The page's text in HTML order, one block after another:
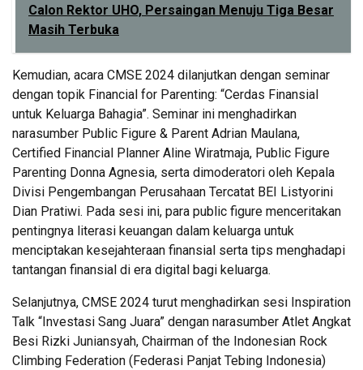
Calon Rektor UHO, Persaingan Menuju Tiga Besar
Masih Terbuka
Kemudian, acara CMSE 2024 dilanjutkan dengan seminar
dengan topik Financial for Parenting: “Cerdas Finansial
untuk Keluarga Bahagia”. Seminar ini menghadirkan
narasumber Public Figure & Parent Adrian Maulana,
Certified Financial Planner Aline Wiratmaja, Public Figure
Parenting Donna Agnesia, serta dimoderatori oleh Kepala
Divisi Pengembangan Perusahaan Tercatat BEI Listyorini
Dian Pratiwi. Pada sesi ini, para public figure menceritakan
pentingnya literasi keuangan dalam keluarga untuk
menciptakan kesejahteraan finansial serta tips menghadapi
tantangan finansial di era digital bagi keluarga.
Selanjutnya, CMSE 2024 turut menghadirkan sesi Inspiration
Talk “Investasi Sang Juara” dengan narasumber Atlet Angkat
Besi Rizki Juniansyah, Chairman of the Indonesian Rock
Climbing Federation (Federasi Panjat Tebing Indonesia)